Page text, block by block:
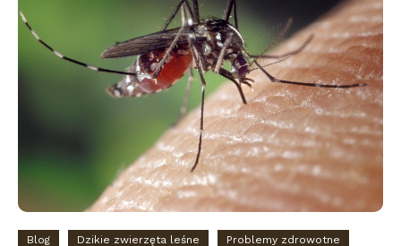
Blog Dzikie zwierzęta leśne Problemy zdrowotne